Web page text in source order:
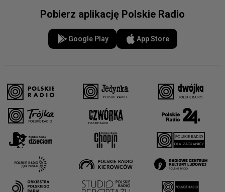
Pobierz aplikację Polskie Radio
Google Play App Store